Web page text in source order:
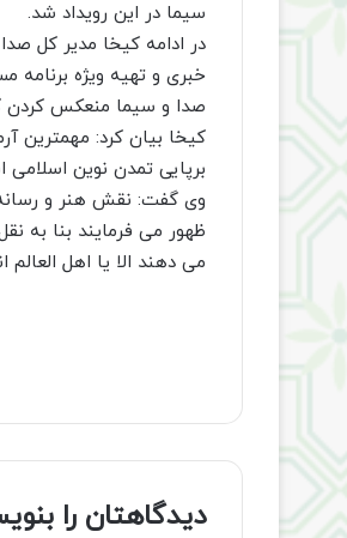
سیما در این رویداد شد.
در ادامه کیخا مدیر کل
خبری و تهیه ویژه
صدا و سیما منعکس کردن
کیخا بیان کرد: مهمترین
برپایی تمدن نوین
وی گفت: نقش هنر و
ظهور می فرمایند بنا به
می دهند الا یا اهل العالم
دیدگاهتان را